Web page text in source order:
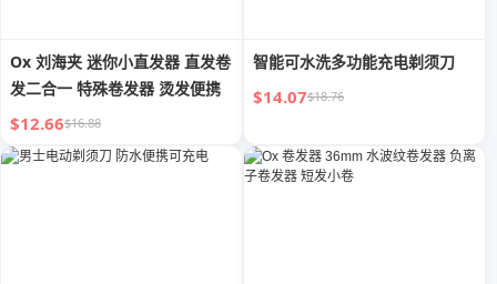
Ox 刘海夹 迷你小直发器 直发卷
发二合一 特殊卷发器 烫发便携
$12.66$16.88
智能可水洗多功能充电剃须刀
$14.07$18.76